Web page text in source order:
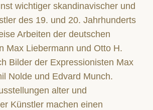
wichtiger skandinavischer und
des 19. und 20. Jahrhunderts
Arbeiten der deutschen
Max Liebermann und Otto H.
Bilder der Expressionisten Max
Nolde und Edvard Munch.
alter und
Künstler machen einen